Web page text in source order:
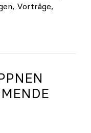
Vorträge,
Gedenkjahr: